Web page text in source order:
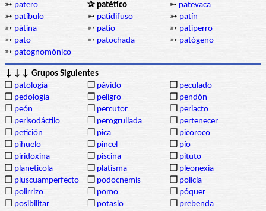
➳ patero ✰ patético ➳ patevaca
➳ patíbulo ➳ patidifuso ➳ patín
➳ pátina ➳ patio ➳ patiperro
➳ pato ➳ patochada ➳ patógeno
➳ patognomónico
↓↓↓ Grupos Siguientes
❒ patología ❒ pávido ❒ peculado
❒ pedología ❒ peligro ❒ pendón
❒ peón ❒ percutor ❒ periacto
❒ perisodáctilo ❒ perogrullada ❒ pertenecer
❒ petición ❒ pica ❒ picoroco
❒ pihuelo ❒ pincel ❒ pío
❒ piridoxina ❒ piscina ❒ pituto
❒ planetícola ❒ platisma ❒ pleonexia
❒ pluscuamperfecto ❒ podocnemis ❒ policía
❒ polirrizo ❒ pomo ❒ póquer
❒ posibilitar ❒ potasio ❒ prebenda